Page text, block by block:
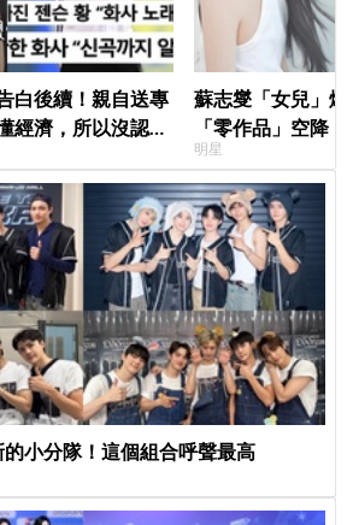
白後續！親自送專
濟，所以沒認出
蘇志燮「女兒」
「零作品」空降
片被挖出網驚呆
明星
小分隊！這個組合呼聲最高